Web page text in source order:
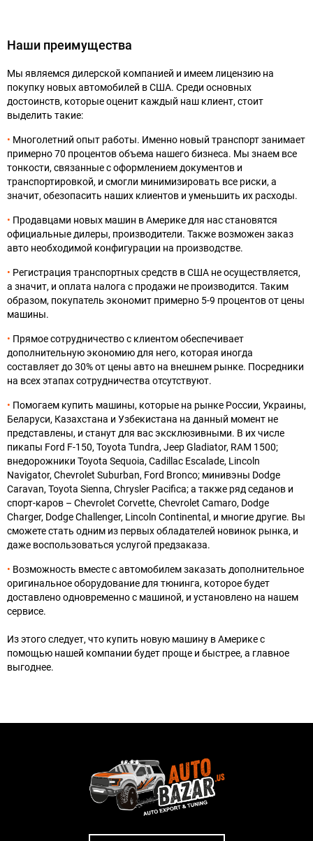
Наши преимущества
Мы являемся дилерской компанией и имеем лицензию на
покупку новых автомобилей в США. Среди основных
достоинств, которые оценит каждый наш клиент, стоит
выделить такие:
Многолетний опыт работы. Именно новый транспорт занимает
примерно 70 процентов объема нашего бизнеса. Мы знаем все
тонкости, связанные с оформлением документов и
транспортировкой, и смогли минимизировать все риски, а
значит, обезопасить наших клиентов и уменьшить их расходы.
Продавцами новых машин в Америке для нас становятся
официальные дилеры, производители. Также возможен заказ
авто необходимой конфигурации на производстве.
Регистрация транспортных средств в США не осуществляется,
а значит, и оплата налога с продажи не производится. Таким
образом, покупатель экономит примерно 5-9 процентов от цены
машины.
Прямое сотрудничество с клиентом обеспечивает
дополнительную экономию для него, которая иногда
составляет до 30% от цены авто на внешнем рынке. Посредники
на всех этапах сотрудничества отсутствуют.
Помогаем купить машины, которые на рынке России, Украины,
Беларуси, Казахстана и Узбекистана на данный момент не
представлены, и станут для вас эксклюзивными. В их числе
пикапы Ford F-150, Toyota Tundra, Jeep Gladiator, RAM 1500;
внедорожники Toyota Sequoia, Cadillac Escalade, Lincoln
Navigator, Chevrolet Suburban, Ford Bronco; минивэны Dodge
Caravan, Toyota Sienna, Chrysler Pacifica; а также ряд седанов и
спорт-каров – Chevrolet Corvette, Chevrolet Camaro, Dodge
Charger, Dodge Challenger, Lincoln Continental, и многие другие. Вы
сможете стать одним из первых обладателей новинок рынка, и
даже воспользоваться услугой предзаказа.
Возможность вместе с автомобилем заказать дополнительное
оригинальное оборудование для тюнинга, которое будет
доставлено одновременно с машиной, и установлено на нашем
сервисе.
Из этого следует, что купить новую машину в Америке с
помощью нашей компании будет проще и быстрее, а главное
выгоднее.